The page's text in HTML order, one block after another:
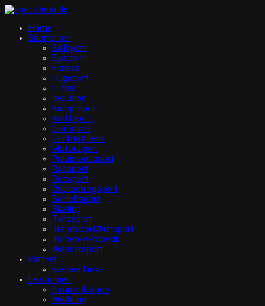
Home
Sportarten
Ballsport
Eissport
Fitness
Flugsport
Futsal
Inklusion
Kampfsport
Kraftsport
Laufsport
Leichtathletik
Motorsport
Präzisionssport
Radsport
Reitsport
Rückschlagsport
Schießsport
Skating
Tanzsport
Trendsport/Funsport
Turnen/Akrobatik
Wassersport
Partner
weitere Links
Leistungen
Filmproduktion
Werbung